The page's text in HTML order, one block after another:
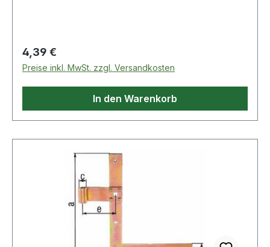
Regulärer Preis:
4,39 €
Preise inkl. MwSt. zzgl. Versandkosten
In den Warenkorb